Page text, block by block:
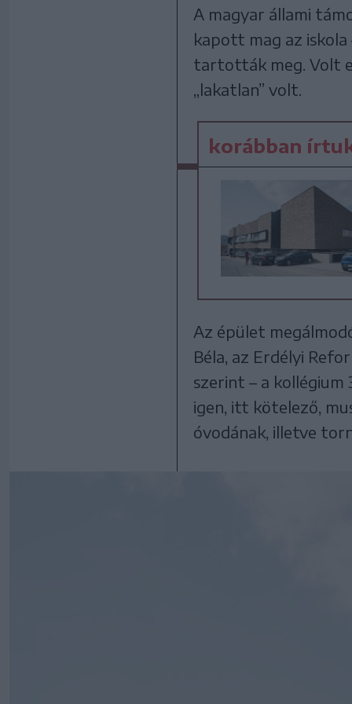
A magyar állami
kapott mag az
tartották meg. Volt
„lakatlan” volt.
korábban
Az épület
Béla, az Erdélyi
szerint – a
igen, itt kötelező,
óvodának, illetve